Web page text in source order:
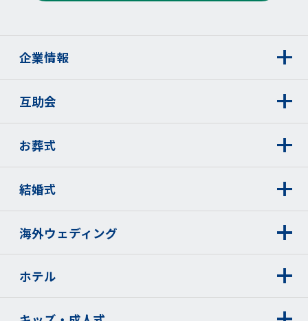
企業情報
互助会
お葬式
結婚式
海外ウェディング
ホテル